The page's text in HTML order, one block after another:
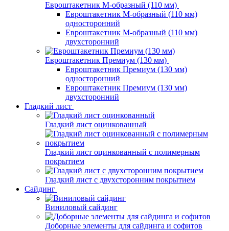
Евроштакетник М-образный (110 мм)
Евроштакетник М-образный (110 мм)
односторонний
Евроштакетник М-образный (110 мм)
двухсторонний
Евроштакетник Премиум (130 мм)
Евроштакетник Премиум (130 мм)
односторонний
Евроштакетник Премиум (130 мм)
двухсторонний
Гладкий лист
Гладкий лист оцинкованный
Гладкий лист оцинкованный с полимерным
покрытием
Гладкий лист с двухсторонним покрытием
Сайдинг
Виниловый сайдинг
Доборные элементы для сайдинга и софитов